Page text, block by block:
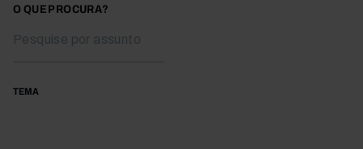
O QUE PROCURA?
TEMA